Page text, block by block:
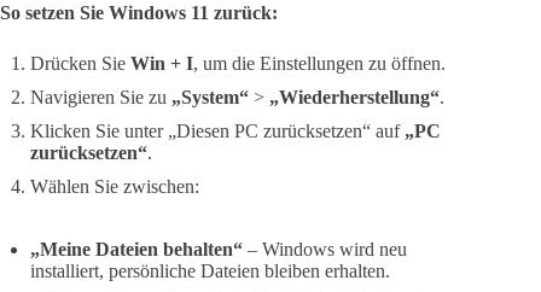
So setzen Sie Windows 11 zurück:
Drücken Sie Win + I, um die Einstellungen zu öffnen.
Navigieren Sie zu „System“ > „Wiederherstellung“.
Klicken Sie unter „Diesen PC zurücksetzen“ auf „PC
zurücksetzen“.
Wählen Sie zwischen:
„Meine Dateien behalten“ – Windows wird neu
installiert, persönliche Dateien bleiben erhalten.